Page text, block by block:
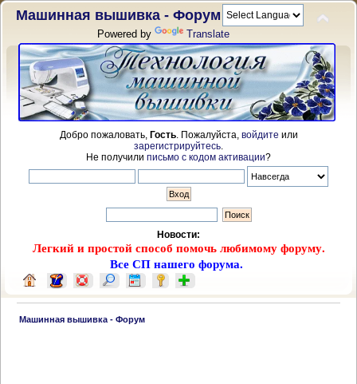
Машинная вышивка - Форум
Powered by Translate
Добро пожаловать, Гость. Пожалуйста, войдите или
зарегистрируйтесь
Не получили письмо с кодом активации?
Новости:
Легкий и простой способ помочь любимому форуму.
Все СП нашего форума.
Машинная вышивка - Форум